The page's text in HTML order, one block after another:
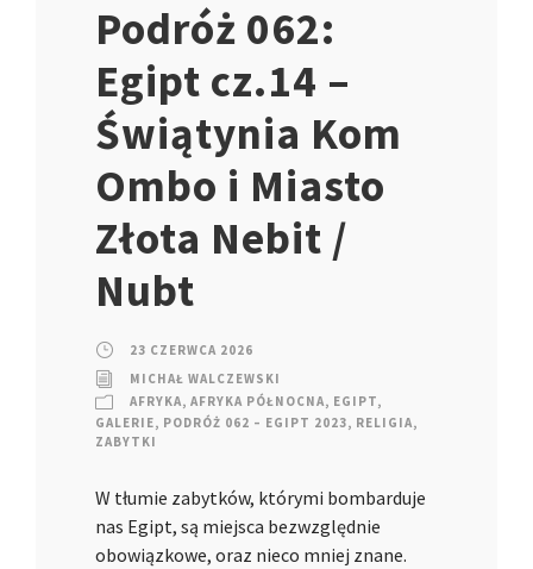
Podróż 062:
Egipt cz.14 –
Świątynia Kom
Ombo i Miasto
Złota Nebit /
Nubt
23 CZERWCA 2026
MICHAŁ WALCZEWSKI
AFRYKA, AFRYKA PÓŁNOCNA, EGIPT,
GALERIE, PODRÓŻ 062 – EGIPT 2023, RELIGIA,
ZABYTKI
W tłumie zabytków, którymi bombarduje
nas Egipt, są miejsca bezwzględnie
obowiązkowe, oraz nieco mniej znane.